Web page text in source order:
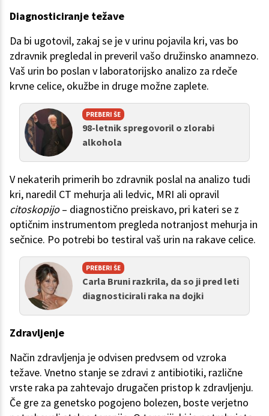
Diagnosticiranje težave
Da bi ugotovil, zakaj se je v urinu pojavila kri, vas bo
zdravnik pregledal in preveril vašo družinsko anamnezo.
Vaš urin bo poslan v laboratorijsko analizo za rdeče
krvne celice, okužbe in druge možne zaplete.
PREBERI ŠE
98-letnik spregovoril o zlorabi
alkohola
V nekaterih primerih bo zdravnik poslal na analizo tudi
kri, naredil CT mehurja ali ledvic, MRI ali opravil
citoskopijo– diagnostično preiskavo, pri kateri se z
optičnim instrumentom pregleda notranjost mehurja in
sečnice. Po potrebi bo testiral vaš urin na rakave celice.
PREBERI ŠE
Carla Bruni razkrila, da so ji pred leti
diagnosticirali raka na dojki
Zdravljenje
Način zdravljenja je odvisen predvsem od vzroka
težave. Vnetno stanje se zdravi z antibiotiki, različne
vrste raka pa zahtevajo drugačen pristop k zdravljenju.
Če gre za genetsko pogojeno bolezen, boste verjetno